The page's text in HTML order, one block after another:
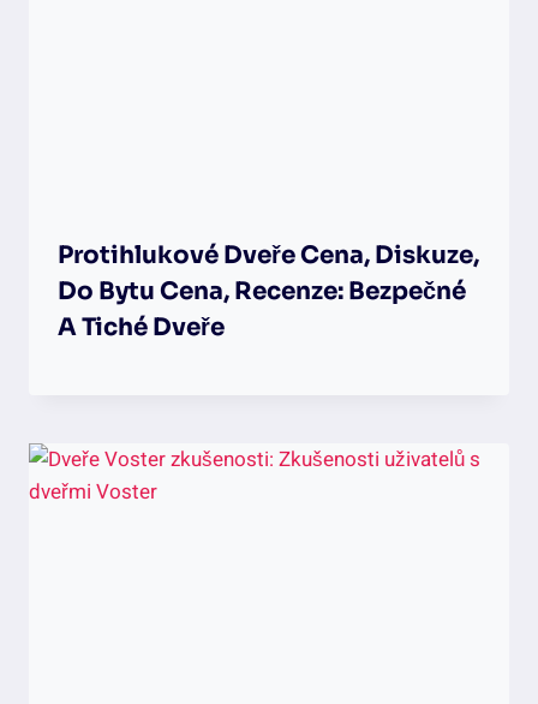
Protihlukové Dveře Cena, Diskuze,
Do Bytu Cena, Recenze: Bezpečné
A Tiché Dveře